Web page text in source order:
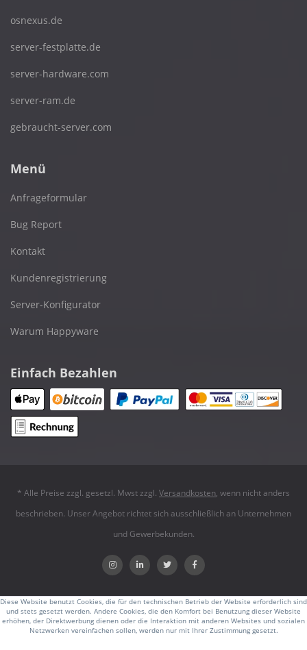
osnexus.de
server-festplatte.de
server-hardware.com
server-ram.de
gebraucht-server.com
Menü
Anfrageformular
Bug Report
Kontakt
Kundenregistrierung
Server-Konfigurator
Warum Happyware
Einfach Bezahlen
* Alle Preise zzgl. gesetzl. Mwst zzgl. Versandkosten, wenn nicht anders
beschrieben. Unser Angebot richtet sich ausschließlich an Unternehmen
und Gewerbekunden.
Diese Website benutzt Cookies, die für den technischen Betrieb der Website erforderlich sind
und stets gesetzt werden. Andere Cookies, die den Komfort bei Benutzung dieser Website
erhöhen, der Direktwerbung dienen oder die Interaktion mit anderen Websites und sozialen
Netzwerken vereinfachen sollen, werden nur mit Ihrer Zustimmung gesetzt.